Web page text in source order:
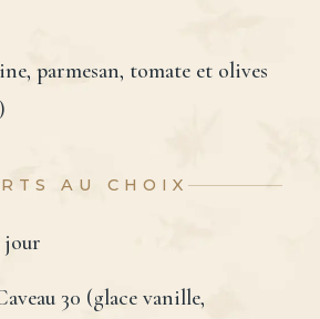
parmesan, tomate et olives
AU CHOIX
jour
30 (glace vanille,